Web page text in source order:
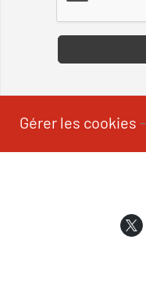
Gérer les cookies -